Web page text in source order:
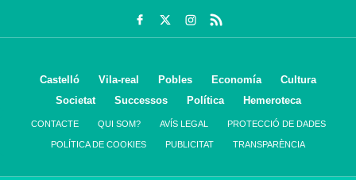
Castelló Vila-real Pobles Economía
Cultura
Societat
Successos Política Hemeroteca
CONTACTE QUI SOM? AVÍS LEGAL PROTECCIÓ DE DADES
POLÍTICA DE COOKIES PUBLICITAT TRANSPARÈNCIA